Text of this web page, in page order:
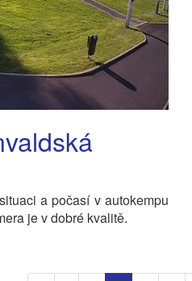
a počasí v autokempu
je v dobré kvalitě.